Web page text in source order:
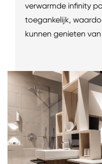
verwarmde infinity
toegankelijk,
kunnen genieten